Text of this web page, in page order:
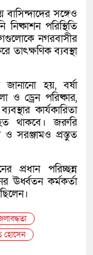
বাসিন্দাদের সঙ্গেও
পরিস্থিতি
নগরবাসীর
তাৎক্ষণিক ব্যবস্থা
জানানো হয়, বর্ষা
ও ড্রেন পরিষ্কার,
কার্যকারিতা
থাকবে। জরুরি
ও সরঞ্জামও প্রস্তুত
প্রধান পরিচ্ছন্ন
ঊর্ধ্বতন কর্মকর্তা
হোসেন